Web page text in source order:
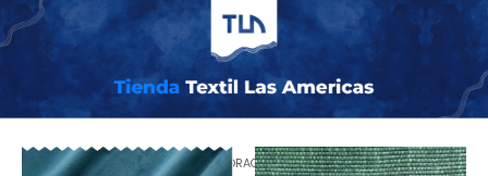
Inicio/ Productos etiquetados “DECORACION”